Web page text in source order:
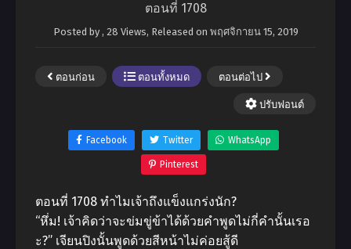
ตอนที่ 1708
Posted by , 28 Views, Released on พฤศจิกายน 15, 2019
ตอนก่อน ตอนทั้งหมด ตอนต่อไป
ปรับฟอนต์
Facebook Twitter WhatsApp
Pinterest
ตอนที่ 1708 ทำไมเจ้าถึงแข็งแกร่งนัก?
“หึ่ม! เจ้าคิดว่าจะข่มขู่ข้าได้ด้วยคำพูดไม่กี่คำนั้นเรอ
ะ?” เจียนปิงนั้นพูดด้วยสีหน้าไม่ค่อยสู้ดี